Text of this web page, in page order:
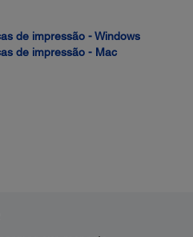
de impressão - Windows
de impressão - Mac